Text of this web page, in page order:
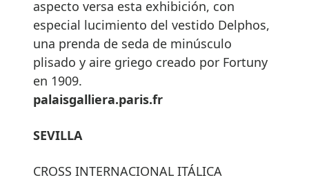
aspecto versa esta exhibición, con
especial lucimiento del vestido Delphos,
una prenda de seda de minúsculo
plisado y aire griego creado por Fortuny
en 1909.
palaisgalliera.paris.fr
SEVILLA
CROSS INTERNACIONAL ITÁLICA